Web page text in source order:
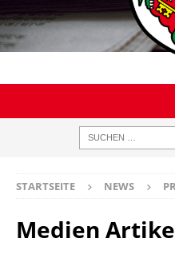
STARTSEITE NEWS
Medien